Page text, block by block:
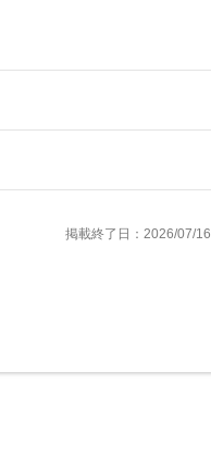
掲載終了日：2026/07/16